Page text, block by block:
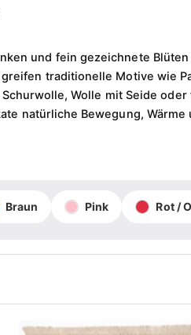
und fein gezeichnete
traditionelle Motive wie
Wolle mit Seide
natürliche Bewegung,
Braun Pink Rot /